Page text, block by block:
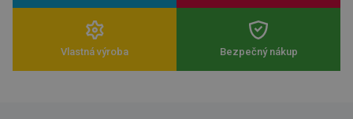
Vlastná výroba Bezpečný nákup